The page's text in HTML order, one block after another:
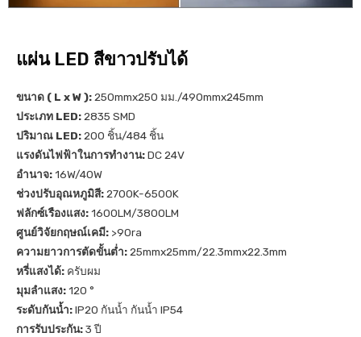
แผ่น LED สีขาวปรับได้
ขนาด ( L x W ): 250mmx250 มม./490mmx245mm
ประเภท LED: 2835 SMD
ปริมาณ LED: 200 ชิ้น/484 ชิ้น
แรงดันไฟฟ้าในการทำงาน:DC 24V
อำนาจ:16W/40W
ช่วงปรับอุณหภูมิสี: 2700K-6500K
ฟลักซ์เรืองแสง:1600LM/3800LM
ศูนย์วิจัยกฤษณ์เคมี: >90ra
ความยาวการตัดขั้นต่ำ: 25mmx25mm/22.3mmx22.3mm
หรี่แสงได้: ครับผม
มุมลำแสง:120 °
ระดับกันน้ำ:IP20 กันน้ำ กันน้ำ IP54
การรับประกัน:3 ปี